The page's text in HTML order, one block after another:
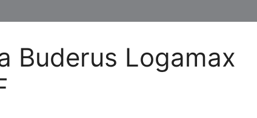
Buderus Logamax